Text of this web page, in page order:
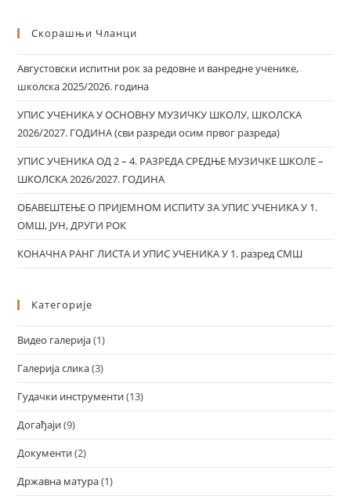
Скорашњи Чланци
Августовски испитни рок за редовне и ванредне ученике,
школска 2025/2026. година
УПИС УЧЕНИКА У ОСНОВНУ МУЗИЧКУ ШКОЛУ, ШКОЛСКА
2026/2027. ГОДИНА (сви разреди осим првог разреда)
УПИС УЧЕНИКА ОД 2 – 4. РАЗРЕДА СРЕДЊЕ МУЗИЧКЕ ШКОЛЕ –
ШКОЛСКА 2026/2027. ГОДИНА
ОБАВЕШТЕЊЕ О ПРИЈЕМНОМ ИСПИТУ ЗА УПИС УЧЕНИКА У 1.
ОМШ, ЈУН, ДРУГИ РОК
КОНАЧНА РАНГ ЛИСТА И УПИС УЧЕНИКА У 1. разред СМШ
Категорије
Видео галерија(1)
Галерија слика(3)
Гудачки инструменти(13)
Догађаји(9)
Документи(2)
Државна матура(1)